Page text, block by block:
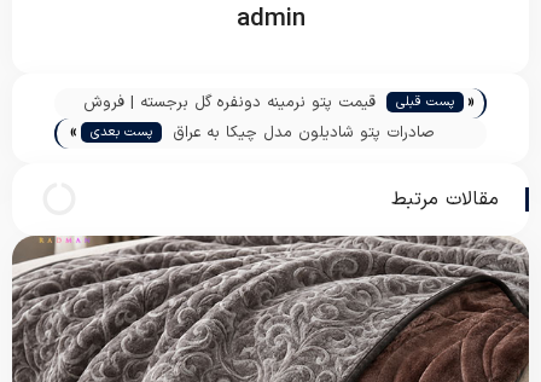
admin
« پست قبلی
قیمت پتو نرمینه دونفره گل برجسته | فروش
عمده پتو نگین
صادرات پتو شادیلون مدل چیکا به عراق پست بعدی »
مقالات مرتبط